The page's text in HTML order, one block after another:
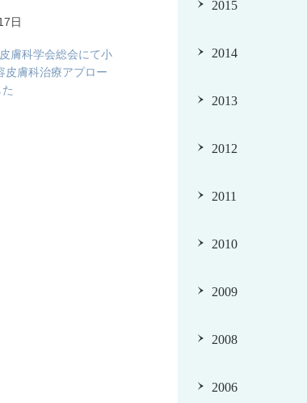
2015
2014
2013
2012
2011
2010
2009
2008
2006
日
膚科学会総会にて小
皮膚科治療アプロー